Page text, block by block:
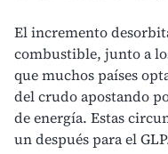
El incremento
combustible, junto a
que muchos países
del crudo apostando
de energía. Estas
un después para el